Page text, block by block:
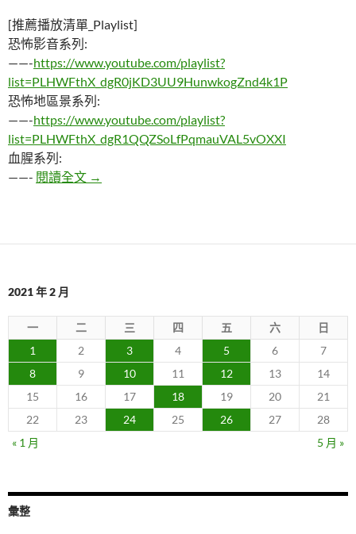
[推薦播放清單_Playlist]
恐怖影音系列:
——-https://www.youtube.com/playlist?
list=PLHWFthX_dgR0jKD3UU9HunwkogZnd4k1P
恐怖地區景系列:
——-https://www.youtube.com/playlist?
list=PLHWFthX_dgR1QQZSoLfPqmauVAL5vOXXI
血腥系列:
——- 閱讀全文 「等長大再告訴妳」常搬家秘密母親藏20年｜
→
2021 年 2 月
一 二 三 四 五 六
日
1
2 3 4 5 6
7
8
9 10 11 12 13
14
15
16 17 18 19 20
21
22
23 24 25 26 27
28
« 1 月
5 月 »
彙整